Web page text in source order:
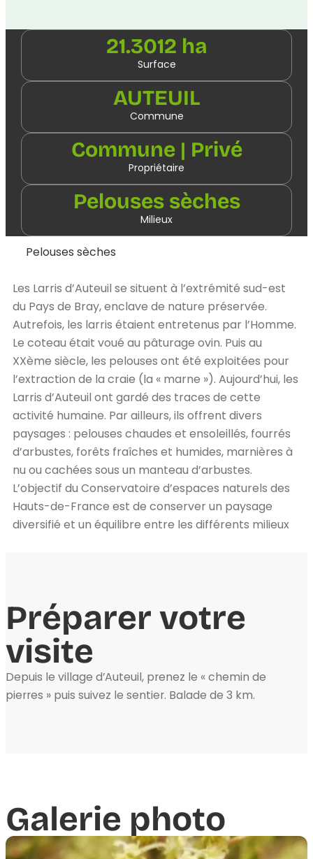
21.3012 ha
Surface
AUTEUIL
Commune
Commune | Privé
Propriétaire
Pelouses sèches
Milieux
Pelouses sèches
Les Larris d’Auteuil se situent à l’extrémité sud-est
du Pays de Bray, enclave de nature préservée.
Autrefois, les larris étaient entretenus par l’Homme.
Le coteau était voué au pâturage ovin. Puis au
XXème siècle, les pelouses ont été exploitées pour
l’extraction de la craie (la « marne »). Aujourd’hui, les
Larris d’Auteuil ont gardé des traces de cette
activité humaine. Par ailleurs, ils offrent divers
paysages : pelouses chaudes et ensoleillés, fourrés
d’arbustes, forêts fraîches et humides, marnières à
nu ou cachées sous un manteau d’arbustes.
L’objectif du Conservatoire d’espaces naturels des
Hauts-de-France est de conserver un paysage
diversifié et un équilibre entre les différents milieux
Préparer votre
visite
Depuis le village d’Auteuil, prenez le « chemin de
pierres » puis suivez le sentier. Balade de 3 km.
Galerie photo